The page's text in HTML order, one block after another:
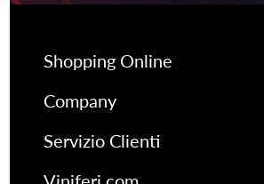
Shopping Online
Company
Servizio Clienti